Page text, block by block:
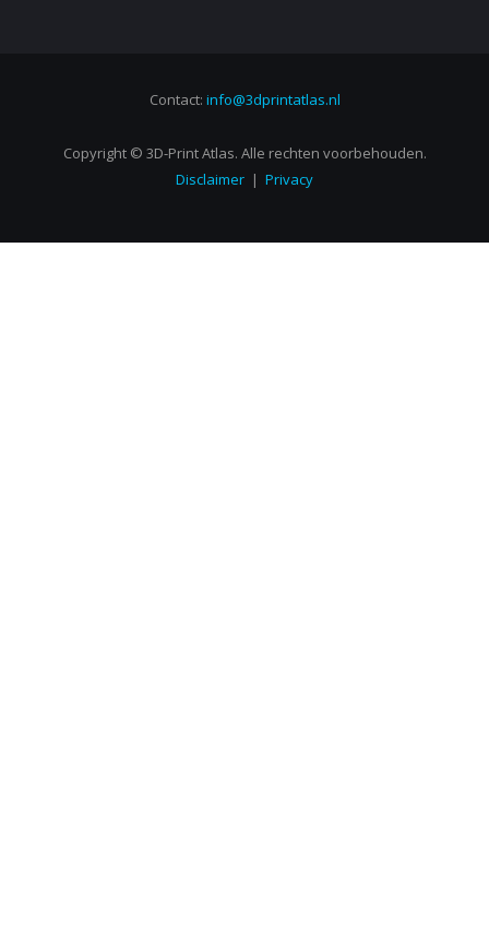
Contact: info@3dprintatlas.nl
Copyright © 3D-Print Atlas. Alle rechten voorbehouden.
Disclaimer | Privacy